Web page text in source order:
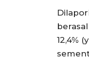
12,4%